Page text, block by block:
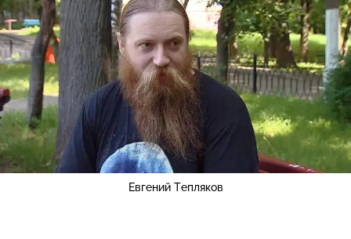
Евгений Тепляков